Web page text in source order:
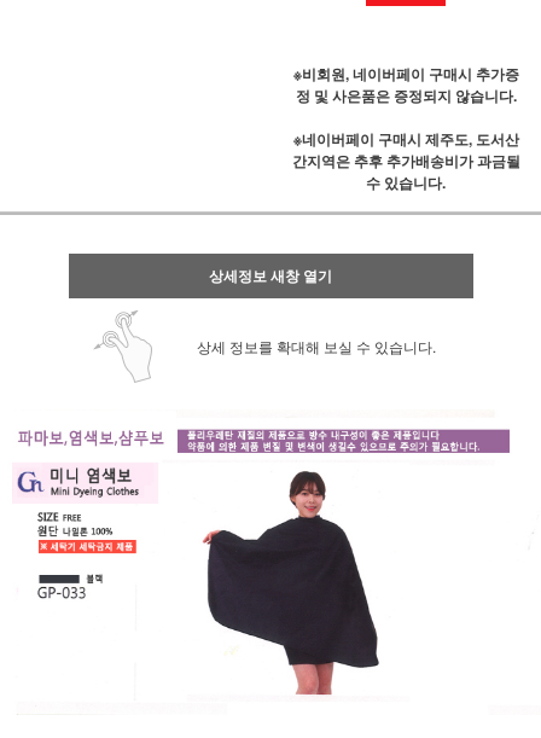
※비회원, 네이버페이 구매시 추가증
정 및 사은품은 증정되지 않습니다.
※네이버페이 구매시 제주도, 도서산
간지역은 추후 추가배송비가 과금될
수 있습니다.
상세정보 새창 열기
상세 정보를 확대해 보실 수 있습니다.